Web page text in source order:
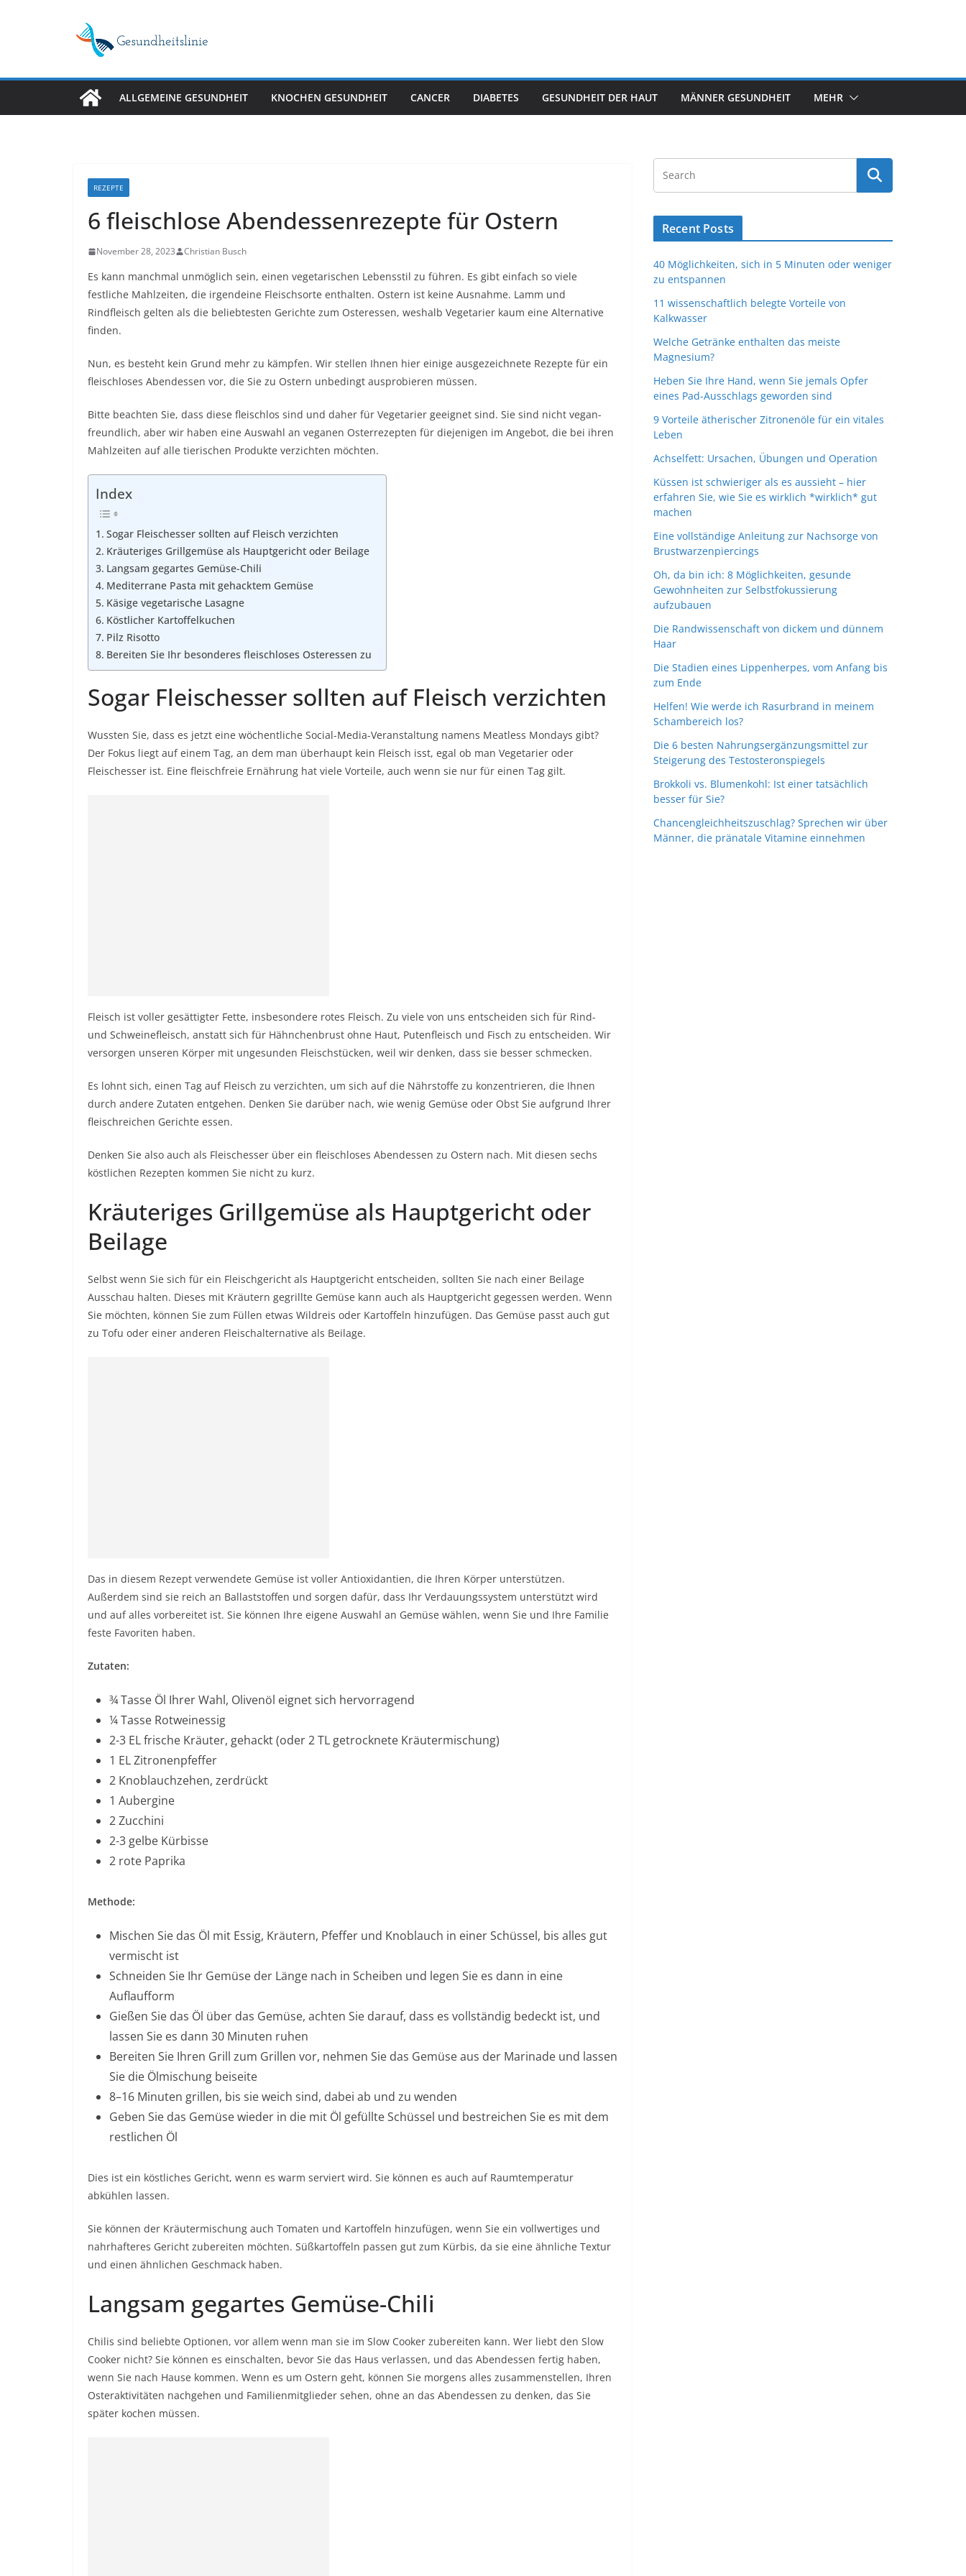
ALLGEMEINE GESUNDHEIT KNOCHEN GESUNDHEIT CANCER DIABETES GESUNDHEIT DER HAUT MÄNNER GESUNDHEIT MEHR
REZEPTE
6 fleischlose Abendessenrezepte für Ostern
November 28, 2023 Christian Busch
Es kann manchmal unmöglich sein, einen vegetarischen Lebensstil zu führen. Es gibt einfach so viele
festliche Mahlzeiten, die irgendeine Fleischsorte enthalten. Ostern ist keine Ausnahme. Lamm und
Rindfleisch gelten als die beliebtesten Gerichte zum Osteressen, weshalb Vegetarier kaum eine Alternative
finden.
Nun, es besteht kein Grund mehr zu kämpfen. Wir stellen Ihnen hier einige ausgezeichnete Rezepte für ein
fleischloses Abendessen vor, die Sie zu Ostern unbedingt ausprobieren müssen.
Bitte beachten Sie, dass diese fleischlos sind und daher für Vegetarier geeignet sind. Sie sind nicht vegan-
freundlich, aber wir haben eine Auswahl an veganen Osterrezepten für diejenigen im Angebot, die bei ihren
Mahlzeiten auf alle tierischen Produkte verzichten möchten.
Index
Sogar Fleischesser sollten auf Fleisch verzichten
Kräuteriges Grillgemüse als Hauptgericht oder Beilage
Langsam gegartes Gemüse-Chili
Mediterrane Pasta mit gehacktem Gemüse
Käsige vegetarische Lasagne
Köstlicher Kartoffelkuchen
Pilz Risotto
Bereiten Sie Ihr besonderes fleischloses Osteressen zu
Sogar Fleischesser sollten auf Fleisch verzichten
Wussten Sie, dass es jetzt eine wöchentliche Social-Media-Veranstaltung namens Meatless Mondays gibt?
Der Fokus liegt auf einem Tag, an dem man überhaupt kein Fleisch isst, egal ob man Vegetarier oder
Fleischesser ist. Eine fleischfreie Ernährung hat viele Vorteile, auch wenn sie nur für einen Tag gilt.
Fleisch ist voller gesättigter Fette, insbesondere rotes Fleisch. Zu viele von uns entscheiden sich für Rind-
und Schweinefleisch, anstatt sich für Hähnchenbrust ohne Haut, Putenfleisch und Fisch zu entscheiden. Wir
versorgen unseren Körper mit ungesunden Fleischstücken, weil wir denken, dass sie besser schmecken.
Es lohnt sich, einen Tag auf Fleisch zu verzichten, um sich auf die Nährstoffe zu konzentrieren, die Ihnen
durch andere Zutaten entgehen. Denken Sie darüber nach, wie wenig Gemüse oder Obst Sie aufgrund Ihrer
fleischreichen Gerichte essen.
Denken Sie also auch als Fleischesser über ein fleischloses Abendessen zu Ostern nach. Mit diesen sechs
köstlichen Rezepten kommen Sie nicht zu kurz.
Kräuteriges Grillgemüse als Hauptgericht oder
Beilage
Selbst wenn Sie sich für ein Fleischgericht als Hauptgericht entscheiden, sollten Sie nach einer Beilage
Ausschau halten. Dieses mit Kräutern gegrillte Gemüse kann auch als Hauptgericht gegessen werden. Wenn
Sie möchten, können Sie zum Füllen etwas Wildreis oder Kartoffeln hinzufügen. Das Gemüse passt auch gut
zu Tofu oder einer anderen Fleischalternative als Beilage.
Das in diesem Rezept verwendete Gemüse ist voller Antioxidantien, die Ihren Körper unterstützen.
Außerdem sind sie reich an Ballaststoffen und sorgen dafür, dass Ihr Verdauungssystem unterstützt wird
und auf alles vorbereitet ist. Sie können Ihre eigene Auswahl an Gemüse wählen, wenn Sie und Ihre Familie
feste Favoriten haben.
Zutaten:
¾ Tasse Öl Ihrer Wahl, Olivenöl eignet sich hervorragend
¼ Tasse Rotweinessig
2-3 EL frische Kräuter, gehackt (oder 2 TL getrocknete Kräutermischung)
1 EL Zitronenpfeffer
2 Knoblauchzehen, zerdrückt
1 Aubergine
2 Zucchini
2-3 gelbe Kürbisse
2 rote Paprika
Methode:
Mischen Sie das Öl mit Essig, Kräutern, Pfeffer und Knoblauch in einer Schüssel, bis alles gut
vermischt ist
Schneiden Sie Ihr Gemüse der Länge nach in Scheiben und legen Sie es dann in eine
Auflaufform
Gießen Sie das Öl über das Gemüse, achten Sie darauf, dass es vollständig bedeckt ist, und
lassen Sie es dann 30 Minuten ruhen
Bereiten Sie Ihren Grill zum Grillen vor, nehmen Sie das Gemüse aus der Marinade und lassen
Sie die Ölmischung beiseite
8–16 Minuten grillen, bis sie weich sind, dabei ab und zu wenden
Geben Sie das Gemüse wieder in die mit Öl gefüllte Schüssel und bestreichen Sie es mit dem
restlichen Öl
Dies ist ein köstliches Gericht, wenn es warm serviert wird. Sie können es auch auf Raumtemperatur
abkühlen lassen.
Sie können der Kräutermischung auch Tomaten und Kartoffeln hinzufügen, wenn Sie ein vollwertiges und
nahrhafteres Gericht zubereiten möchten. Süßkartoffeln passen gut zum Kürbis, da sie eine ähnliche Textur
und einen ähnlichen Geschmack haben.
Langsam gegartes Gemüse-Chili
Chilis sind beliebte Optionen, vor allem wenn man sie im Slow Cooker zubereiten kann. Wer liebt den Slow
Cooker nicht? Sie können es einschalten, bevor Sie das Haus verlassen, und das Abendessen fertig haben,
wenn Sie nach Hause kommen. Wenn es um Ostern geht, können Sie morgens alles zusammenstellen, Ihren
Osteraktivitäten nachgehen und Familienmitglieder sehen, ohne an das Abendessen zu denken, das Sie
später kochen müssen.
Recent Posts
40 Möglichkeiten, sich in 5 Minuten oder weniger
zu entspannen
11 wissenschaftlich belegte Vorteile von
Kalkwasser
Welche Getränke enthalten das meiste
Magnesium?
Heben Sie Ihre Hand, wenn Sie jemals Opfer
eines Pad-Ausschlags geworden sind
9 Vorteile ätherischer Zitronenöle für ein vitales
Leben
Achselfett: Ursachen, Übungen und Operation
Küssen ist schwieriger als es aussieht – hier
erfahren Sie, wie Sie es wirklich *wirklich* gut
machen
Eine vollständige Anleitung zur Nachsorge von
Brustwarzenpiercings
Oh, da bin ich: 8 Möglichkeiten, gesunde
Gewohnheiten zur Selbstfokussierung
aufzubauen
Die Randwissenschaft von dickem und dünnem
Haar
Die Stadien eines Lippenherpes, vom Anfang bis
zum Ende
Helfen! Wie werde ich Rasurbrand in meinem
Schambereich los?
Die 6 besten Nahrungsergänzungsmittel zur
Steigerung des Testosteronspiegels
Brokkoli vs. Blumenkohl: Ist einer tatsächlich
besser für Sie?
Chancengleichheitszuschlag? Sprechen wir über
Männer, die pränatale Vitamine einnehmen